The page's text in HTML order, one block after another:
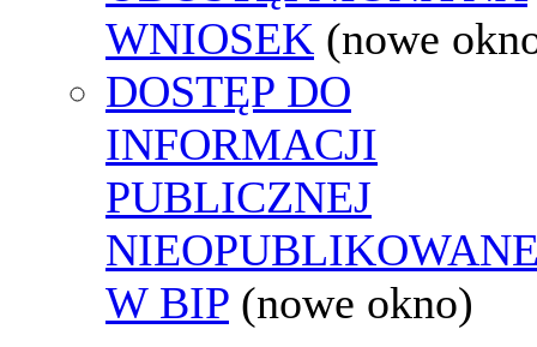
WNIOSEK (nowe
DOSTĘP DO
INFORMACJI
PUBLICZNEJ
W BIP (nowe okno)